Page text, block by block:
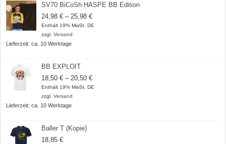
SV70 BiCoSh HASPE BB Edition
24,98€ – 25,98€Preisspanne:
24,98 €
Enthält 19% MwSt. DE
zzgl.Versand
Lieferzeit: ca. 10 Werktage
BB EXPLOIT
18,50€ – 20,50€Preisspanne:
18,50 €
Enthält 19% MwSt. DE
zzgl.Versand
Lieferzeit: ca. 10 Werktage
Baller T (Kopie)
18,85€